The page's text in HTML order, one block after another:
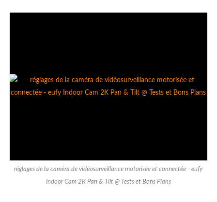
réglages de la caméra de vidéosurveillance motorisée et connectée - eufy
Indoor Cam 2K Pan & Tilt @ Tests et Bons Plans